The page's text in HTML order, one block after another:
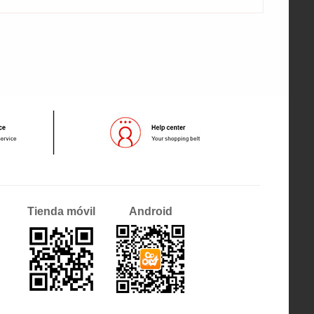
Tienda móvil Android